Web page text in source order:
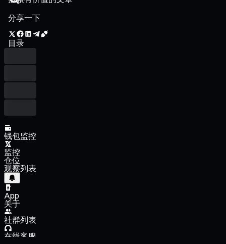
分享一下
目录
钱包监控
监控
仓位
观察列表
App
关于
社群列表
在线客服